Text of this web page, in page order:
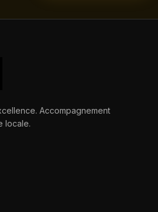
Accompagnement
locale.